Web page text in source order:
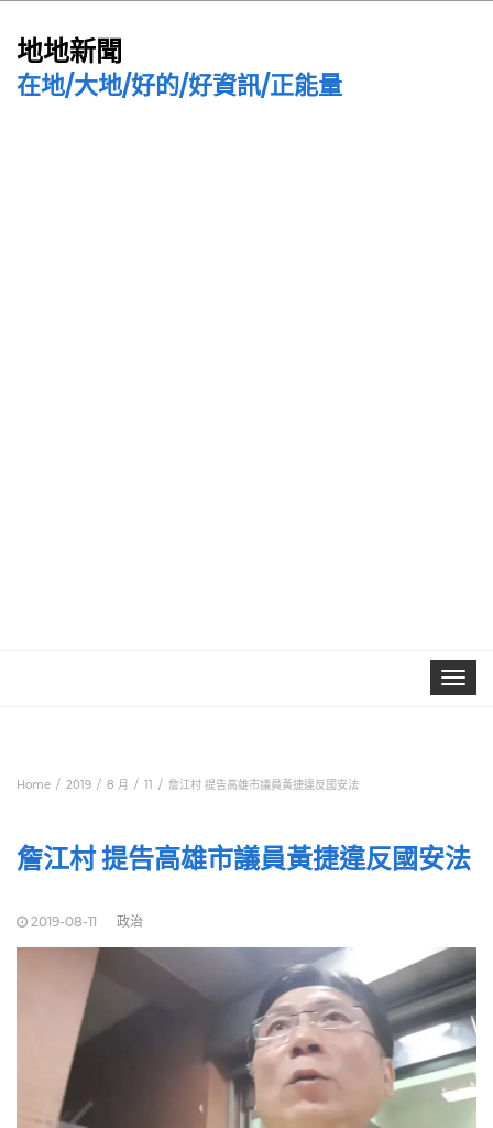
地地新聞
在地/大地/好的/好資訊/正能量
Toggle
Home 2019 8 月 11 詹江村 提告高雄市議員黃捷違反國安法
詹江村 提告高雄市議員黃捷違反國安法
2019-08-11 政治